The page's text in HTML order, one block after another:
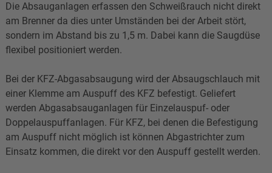
Die Absauganlagen erfassen den Schweißrauch nicht direkt
am Brenner da dies unter Umständen bei der Arbeit stört,
sondern im Abstand bis zu 1,5 m. Dabei kann die Saugdüse
flexibel positioniert werden.
Bei der KFZ-Abgasabsaugung wird der Absaugschlauch mit
einer Klemme am Auspuff des KFZ befestigt. Geliefert
werden Abgasabsauganlagen für Einzelauspuf- oder
Doppelauspuffanlagen. Für KFZ, bei denen die Befestigung
am Auspuff nicht möglich ist können Abgastrichter zum
Einsatz kommen, die direkt vor den Auspuff gestellt werden.